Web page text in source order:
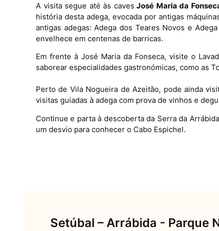
A visita segue até às caves José Maria da
história desta adega, evocada por antigas
antigas adegas: Adega dos Teares Novos e
envelhece em centenas de barricas.
Em frente à José Maria da Fonseca, visite o
saborear especialidades gastronómicas, como as
Perto de Vila Nogueira de Azeitão, pode ainda
visitas guiadas à adega com prova de vinhos e
Continue e parta à descoberta da Serra da
um desvio para conhecer o Cabo Espichel.
Setúbal – Arrábida - Parque